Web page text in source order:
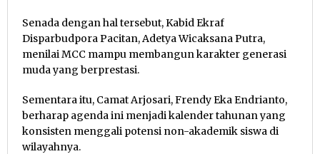
Senada dengan hal tersebut, Kabid Ekraf
Disparbudpora Pacitan, Adetya Wicaksana Putra,
menilai MCC mampu membangun karakter generasi
muda yang berprestasi.
Sementara itu, Camat Arjosari, Frendy Eka Endrianto,
berharap agenda ini menjadi kalender tahunan yang
konsisten menggali potensi non-akademik siswa di
wilayahnya.